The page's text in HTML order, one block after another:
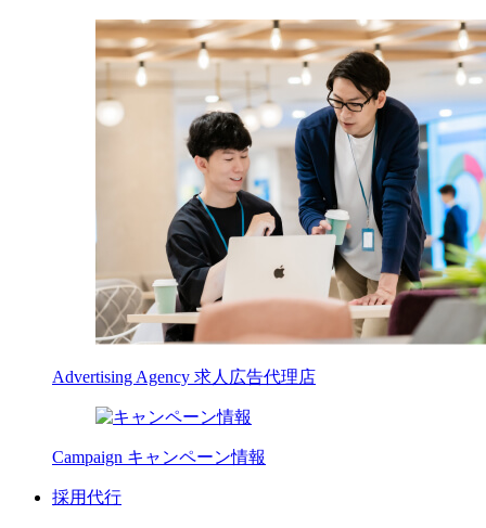
Advertising Agency 求人広告代理店
Campaign キャンペーン情報
採用代行